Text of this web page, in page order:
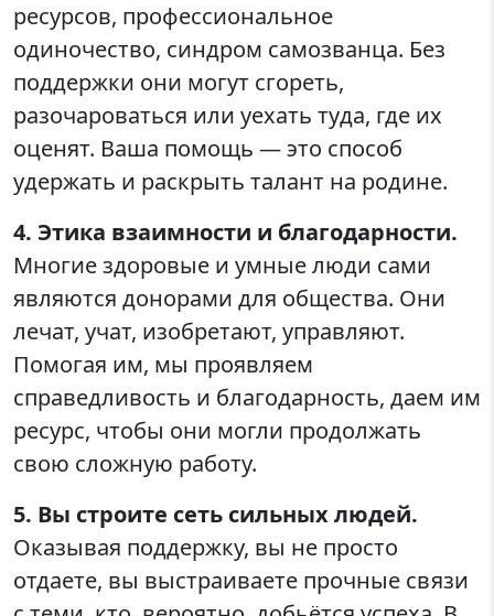
ресурсов, профессиональное
одиночество, синдром самозванца. Без
поддержки они могут сгореть,
разочароваться или уехать туда, где их
оценят. Ваша помощь — это способ
удержать и раскрыть талант на родине.
4. Этика взаимности и благодарности.
Многие здоровые и умные люди сами
являются донорами для общества. Они
лечат, учат, изобретают, управляют.
Помогая им, мы проявляем
справедливость и благодарность, даем им
ресурс, чтобы они могли продолжать
свою сложную работу.
5. Вы строите сеть сильных людей.
Оказывая поддержку, вы не просто
отдаете, вы выстраиваете прочные связи